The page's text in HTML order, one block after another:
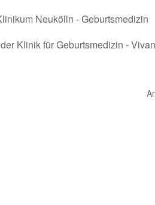
der Klinik für Geburtsmedizin -